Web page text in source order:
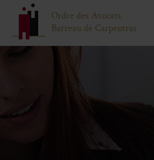
Ordre des Avocats
Barreau de Carpentras